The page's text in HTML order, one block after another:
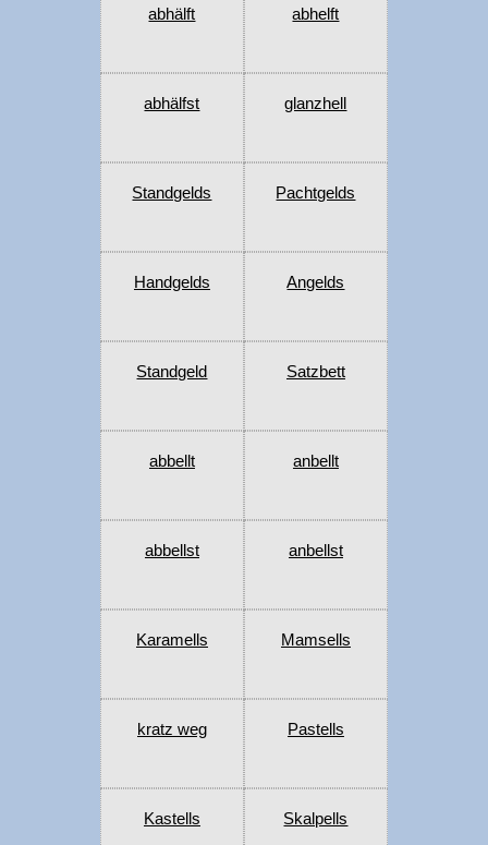
abhälft abhelft
abhälfst glanzhell
Standgelds Pachtgelds
Handgelds Angelds
Standgeld Satzbett
abbellt anbellt
abbellst anbellst
Karamells Mamsells
kratz weg Pastells
Kastells Skalpells